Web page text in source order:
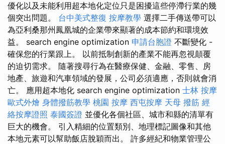
優化以及未能利用超本地化定位只是困擾這些停滯行業的幾
個突出問題。 台中美式整復 按摩教學 選擇二手傳送帶可以
為亞利桑那州鳳凰城的企業帶來顯著的成本節約和環境效
益。 search engine optimization 申請台胞證 不斷變化 -
確保您的行業跟上。 以前抵制創新的產業不能再忽視顛覆
的迫切需求。 隨著搜尋行為在醫療保健、金融、零售、房
地產、旅遊和汽車領域的發展，公司必須適應，否則就會消
亡。 應用超本地化 search engine optimization 士林 按摩
歐式外燴 身體撥筋教學 桃園 按摩 西屯按摩 天母 撥筋 經
絡按摩證照 泰國簽證 並優化各個社區、城市和縣的清單有
巨大的機會。 引入精細的位置類別、地理標記圖像和其他
本地元素可以幫助飯店脫穎而出。 許多經紀和物業管理公